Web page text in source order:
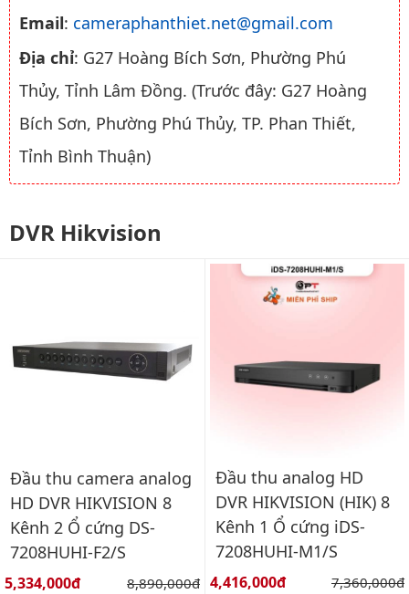
Email: cameraphanthiet.net@gmail.com
Địa chỉ: G27 Hoàng Bích Sơn, Phường Phú
Thủy, Tỉnh Lâm Đồng. (Trước đây: G27 Hoàng
Bích Sơn, Phường Phú Thủy, TP. Phan Thiết,
Tỉnh Bình Thuận)
DVR Hikvision
Đầu thu camera analog
HD DVR HIKVISION 8
Kênh 2 Ổ cứng DS-
7208HUHI-F2/S
Giá bán:
5,334,000đ Giá gốc:
8,890,000đ
Đầu thu analog HD
DVR HIKVISION (HIK) 8
Kênh 1 Ổ cứng iDS-
7208HUHI-M1/S
Giá bán:
4,416,000đ Giá gốc:
7,360,000đ